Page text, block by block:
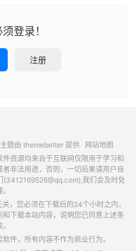
登录！
注册
题由 themebetter提供 网站地图
资源均来自于互联网仅限用于学习和
非法用途，否则，一切后果请用户自
(3412169526@qq.com),我们会及时处
，您必须在下载后的24个小时之内，
下载本站内容，说明您已同意上述条
件，所有内容不作为商业行为。